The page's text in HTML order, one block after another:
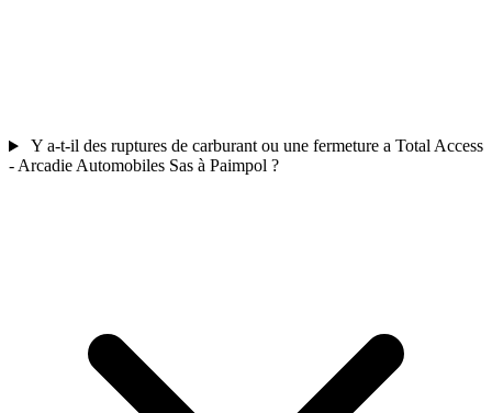
Y a-t-il des ruptures de carburant ou une fermeture a Total Access
- Arcadie Automobiles Sas à Paimpol ?